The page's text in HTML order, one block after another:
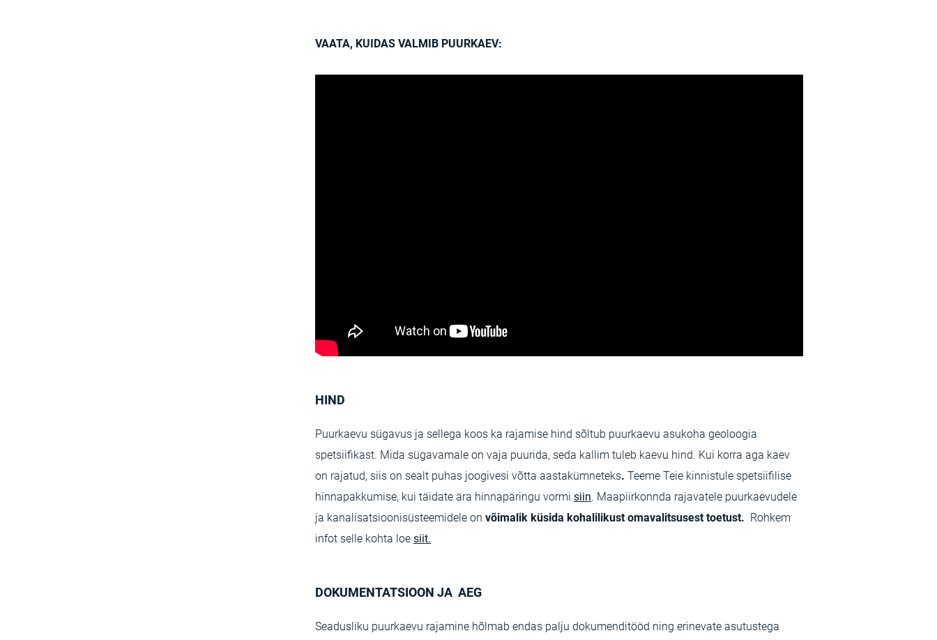
VAATA, KUIDAS VALMIB PUURKAEV:
HIND
Puurkaevu sügavus ja sellega koos ka rajamise hind sõltub puurkaevu asukoha geoloogia
spetsiifikast. Mida sügavamale on vaja puurida, seda kallim tuleb kaevu hind. Kui korra aga kaev
on rajatud, siis on sealt puhas joogivesi võtta aastakümneteks. Teeme Teie kinnistule spetsiifilise
hinnapakkumise, kui täidate ära hinnapäringu vormi siin. Maapiirkonnda rajavatele puurkaevudele
ja kanalisatsioonisüsteemidele on võimalik küsida kohalilikust omavalitsusest toetust. Rohkem
infot selle kohta loe siit.
DOKUMENTATSIOON JA AEG
Seadusliku puurkaevu rajamine hõlmab endas palju dokumenditööd ning erinevate asutustega